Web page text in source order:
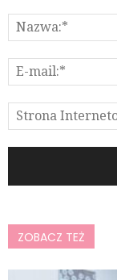
ZOBACZ TEŻ